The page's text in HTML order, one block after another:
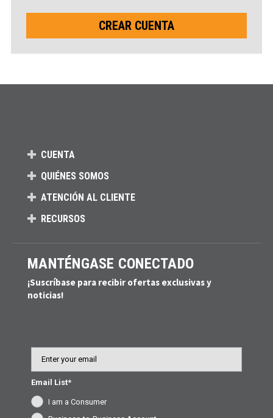
CREAR CUENTA
CUENTA
QUIÉNES SOMOS
ATENCIÓN AL CLIENTE
RECURSOS
MANTÉNGASE CONECTADO
¡Suscríbase para recibir ofertas exclusivas y
noticias!
Email List*
I am a Consumer